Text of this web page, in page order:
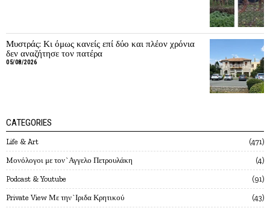
Μυστράς: Κι όμως κανείς επί δύο και πλέον χρόνια
δεν αναζήτησε τον πατέρα
05/08/2026
CATEGORIES
Life & Art 471
Mονόλογοι με τον`Αγγελο Πετρουλάκη 4
Podcast & Youtube 91
Private View Με την`Ιριδα Κρητικού 43